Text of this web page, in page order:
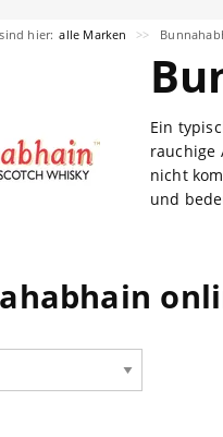
hier: alle Marken
Ein
rauchige
nicht
und